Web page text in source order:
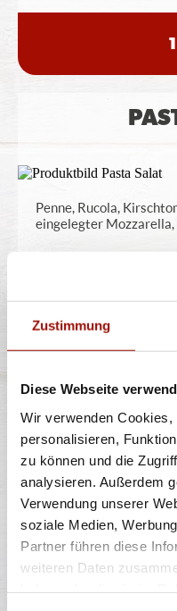
Zustimmung
Diese Webseite
Wir verwenden
personalisieren,
zu können und die
analysieren. Außerdem
Verwendung unserer
soziale Medien,
Partner führen diese
weiteren Daten
Penne, Rucola,
eingelegter Mozzarella,
Gebackener Pizzateig